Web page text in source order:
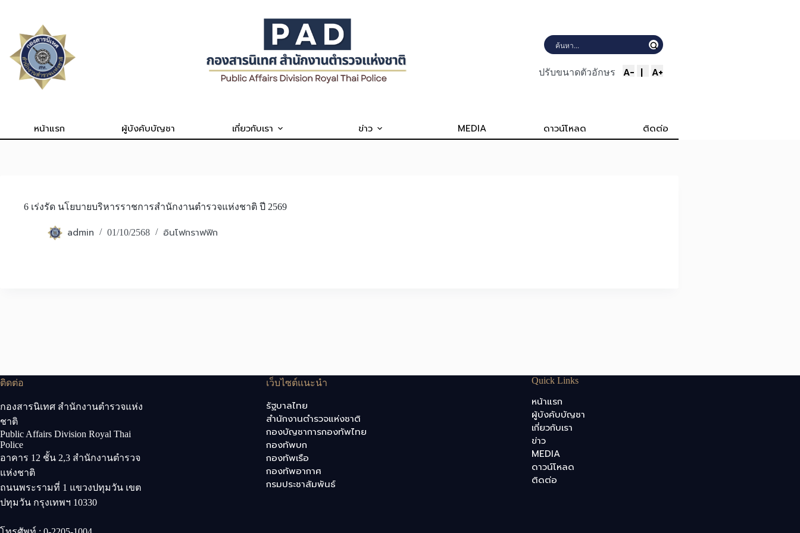
content
ปรับขนาดตัวอักษร A- | A+
หน้าแรก ผู้บังคับบัญชา เกี่ยวกับเรา ข่าว MEDIA ดาวน์โหลด ติดต่อ
6 เร่งรัด นโยบายบริหารราชการสำนักงานตำรวจแห่งชาติ ปี 2569
admin 01/10/2568 อินโฟกราฟฟิก
ติดต่อ
กองสารนิเทศ สำนักงานตำรวจแห่ง
ชาติ
Public Affairs Division Royal Thai
Police
อาคาร 12 ชั้น 2,3 สำนักงานตำรวจ
แห่งชาติ
ถนนพระรามที่ 1 แขวงปทุมวัน เขต
ปทุมวัน กรุงเทพฯ 10330
เว็บไซต์แนะนำ
รัฐบาลไทย
สำนักงานตำรวจแห่งชาติ
กองบัญชาการกองทัพไทย
กองทัพบก
กองทัพเรือ
กองทัพอากาศ
กรมประชาสัมพันธ์
Quick Links
หน้าแรก
ผู้บังคับบัญชา
เกี่ยวกับเรา
ข่าว
MEDIA
ดาวน์โหลด
ติดต่อ